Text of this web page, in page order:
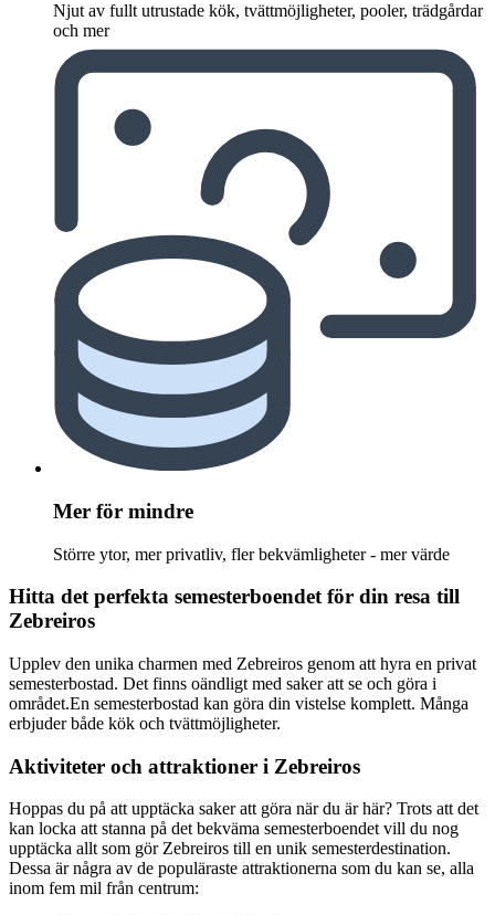
Njut av fullt utrustade kök, tvättmöjligheter, pooler, trädgårdar
och mer
Mer för mindre
Större ytor, mer privatliv, fler bekvämligheter - mer värde
Hitta det perfekta semesterboendet för din resa till
Zebreiros
Upplev den unika charmen med Zebreiros genom att hyra en privat
semesterbostad. Det finns oändligt med saker att se och göra i
området.En semesterbostad kan göra din vistelse komplett. Många
erbjuder både kök och tvättmöjligheter.
Aktiviteter och attraktioner i Zebreiros
Hoppas du på att upptäcka saker att göra när du är här? Trots att det
kan locka att stanna på det bekväma semesterboendet vill du nog
upptäcka allt som gör Zebreiros till en unik semesterdestination.
Dessa är några av de populäraste attraktionerna som du kan se, alla
inom fem mil från centrum: